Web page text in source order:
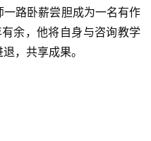
路卧薪尝胆成为一名有作
余，他将自身与咨询教学
，共享成果。